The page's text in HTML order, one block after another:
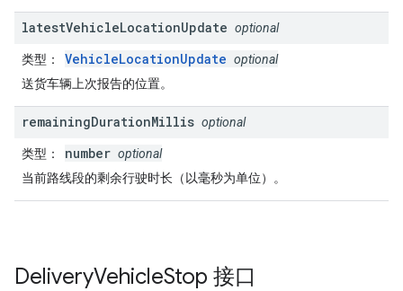
latestVehicleLocationUpdate optional
类型 ： VehicleLocationUpdate optional
送货车辆上次报告的位置。
remainingDurationMillis optional
类型 ： number optional
当前路线段的剩余行驶时长（以毫秒为单位）。
DeliveryVehicleStop 接口